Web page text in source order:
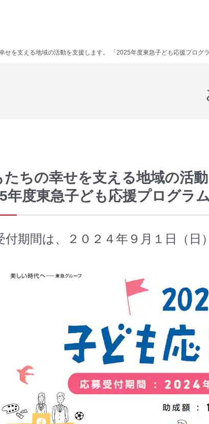
せを支える地域の活動を支援します。 「2025年度東急子ども応援プログ
ちの幸せを支える地域の活動
年度東急子ども応援プログラ
付期間は、２０２４年９月１日（